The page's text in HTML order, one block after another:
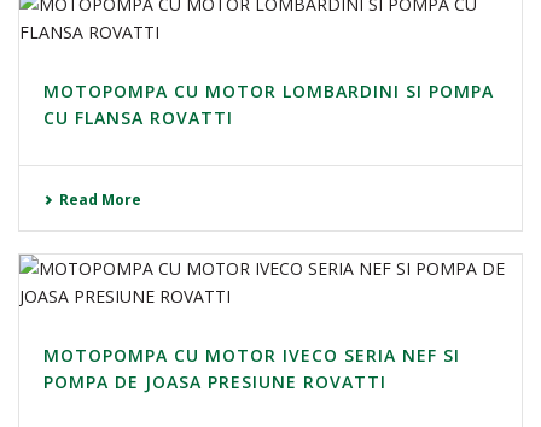
MOTOPOMPA CU MOTOR LOMBARDINI SI POMPA
CU FLANSA ROVATTI
Read More
MOTOPOMPA CU MOTOR IVECO SERIA NEF SI
POMPA DE JOASA PRESIUNE ROVATTI